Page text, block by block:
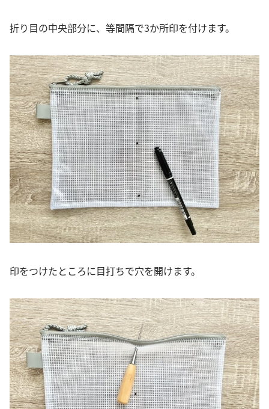
折り目の中央部分に、等間隔で3か所印を付けます。
印をつけたところに目打ちで穴を開けます。